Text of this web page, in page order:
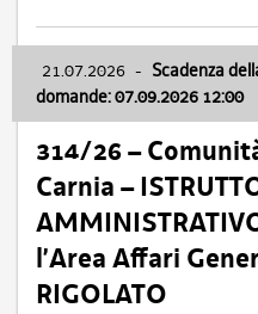
21.07.2026 - Scadenza
domande: 07.09.2026 12:00
314/26 –
Carnia –
l’Area Affari
RIGOLATO